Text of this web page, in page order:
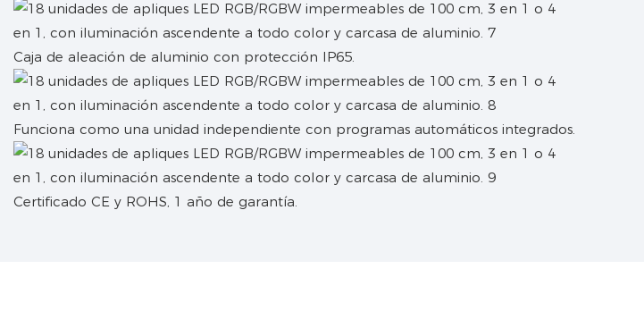
Caja de aleación de aluminio con protección IP65.
Funciona como una unidad independiente con programas automáticos integrados.
Certificado CE y ROHS, 1 año de garantía.